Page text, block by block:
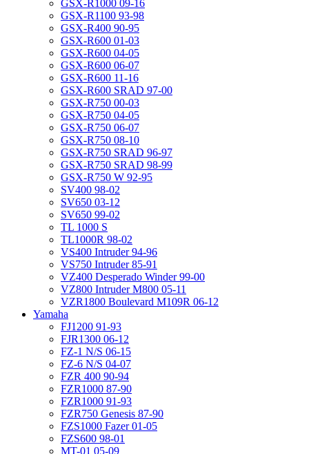
GSX-R1000 09-16
GSX-R1100 93-98
GSX-R400 90-95
GSX-R600 01-03
GSX-R600 04-05
GSX-R600 06-07
GSX-R600 11-16
GSX-R600 SRAD 97-00
GSX-R750 00-03
GSX-R750 04-05
GSX-R750 06-07
GSX-R750 08-10
GSX-R750 SRAD 96-97
GSX-R750 SRAD 98-99
GSX-R750 W 92-95
SV400 98-02
SV650 03-12
SV650 99-02
TL 1000 S
TL1000R 98-02
VS400 Intruder 94-96
VS750 Intruder 85-91
VZ400 Desperado Winder 99-00
VZ800 Intruder M800 05-11
VZR1800 Boulevard M109R 06-12
Yamaha
FJ1200 91-93
FJR1300 06-12
FZ-1 N/S 06-15
FZ-6 N/S 04-07
FZR 400 90-94
FZR1000 87-90
FZR1000 91-93
FZR750 Genesis 87-90
FZS1000 Fazer 01-05
FZS600 98-01
MT-01 05-09